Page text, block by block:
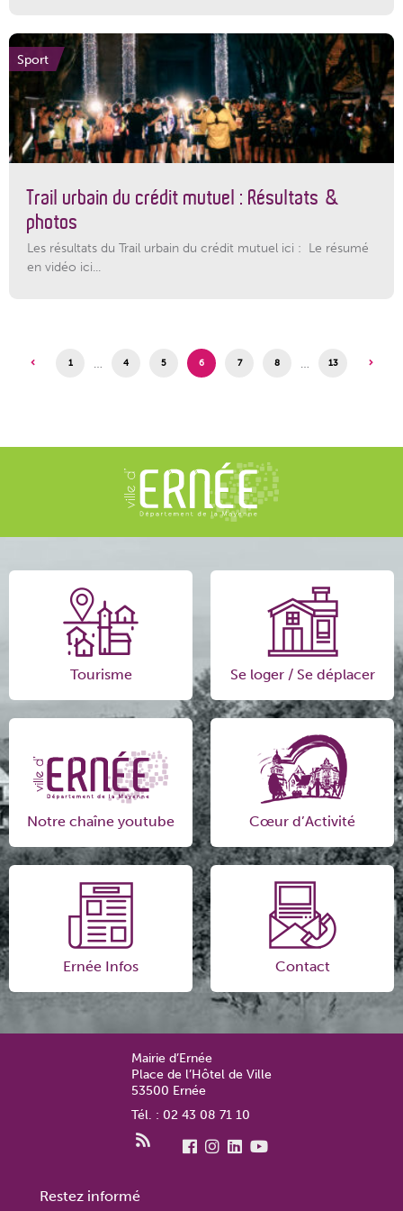
Sport
Trail urbain du crédit mutuel : Résultats &
photos
Les résultats du Trail urbain du crédit mutuel ici : Le résumé
en vidéo ici...
1 … 4 5 6 7 8 … 13
Tourisme Se loger / Se déplacer
Notre chaîne youtube Cœur d’Activité
Ernée Infos Contact
Mairie d’Ernée
Place de l’Hôtel de Ville
53500 Ernée
Tél. : 02 43 08 71 10
Restez informé